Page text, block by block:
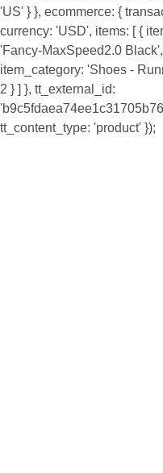
'US' } }, ecommerce: {
currency: 'USD', items: [ {
'Fancy-MaxSpeed2.0
item_category: 'Shoes -
2 } ] }, tt_external_id:
tt_content_type: 'product' });